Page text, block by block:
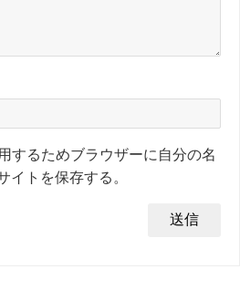
するためブラウザーに自分の名
イトを保存する。